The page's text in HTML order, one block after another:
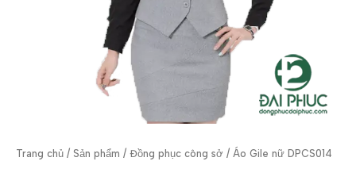
Trang chủ / Sản phẩm / Đồng phục công sở / Áo Gile nữ DPCS014